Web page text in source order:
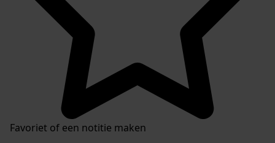
Favoriet of een notitie maken